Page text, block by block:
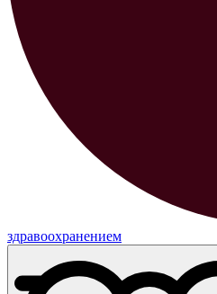
здравоохранением